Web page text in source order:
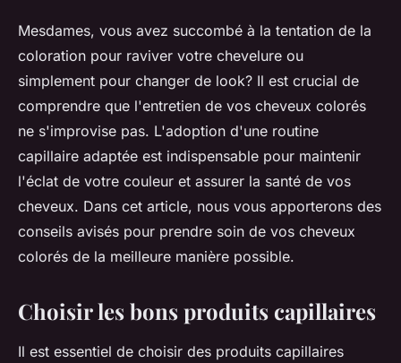
Mesdames, vous avez succombé à la tentation de la
coloration pour raviver votre chevelure ou
simplement pour changer de look? Il est crucial de
comprendre que l'entretien de vos cheveux colorés
ne s'improvise pas. L'adoption d'une routine
capillaire adaptée est indispensable pour maintenir
l'éclat de votre couleur et assurer la santé de vos
cheveux. Dans cet article, nous vous apporterons des
conseils avisés pour prendre soin de vos cheveux
colorés de la meilleure manière possible.
Choisir les bons produits capillaires
Il est essentiel de choisir des produits capillaires